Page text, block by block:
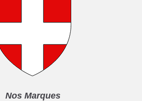
Nos Marques